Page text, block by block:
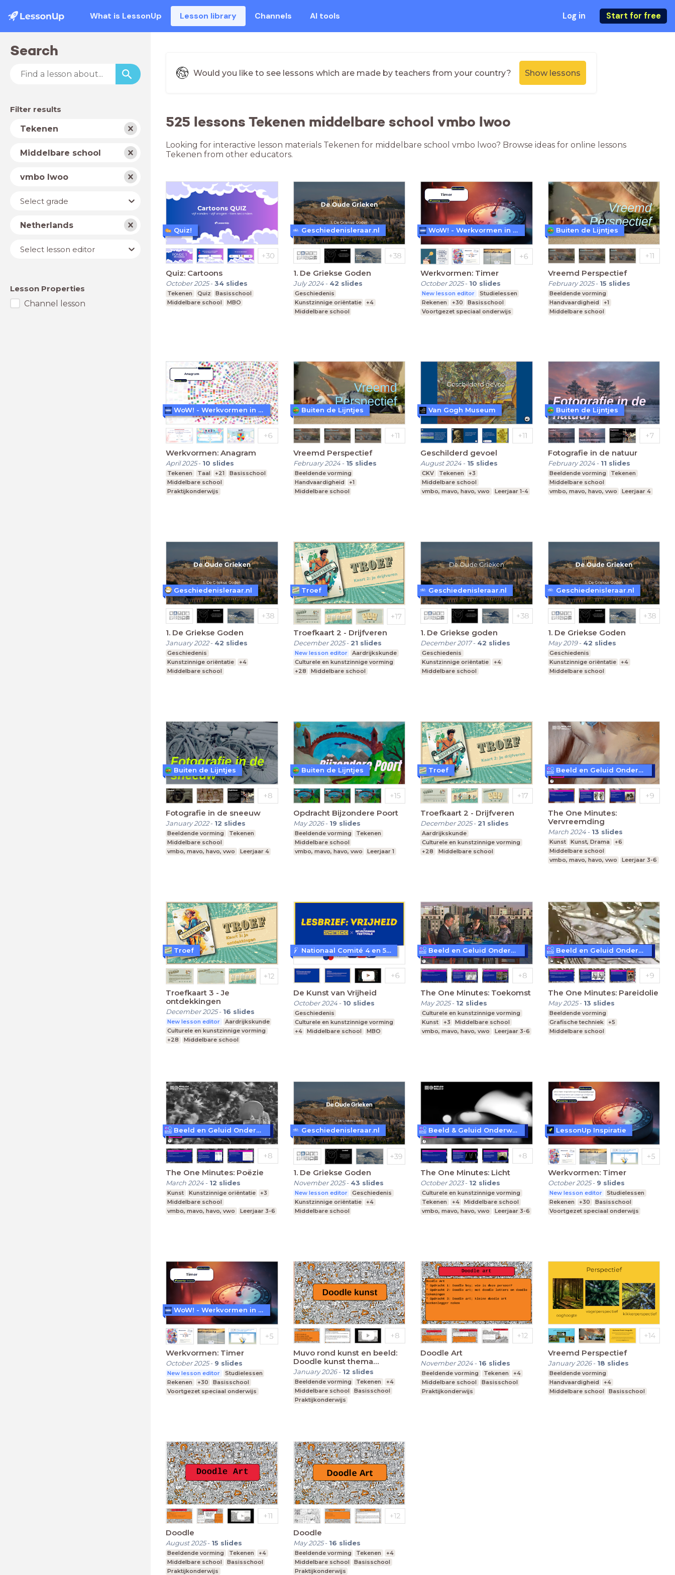
What is LessonUp Lesson library Channels AI tools Log in Start for free
Search
Filter results
Subject
Tekenen
School
typeMiddelbare school
vmbo lwoo
YearSelect grade
Country
Netherlands
Lesson
editor
Select lesson editor
Lesson Properties
Channel lesson
Would you like to see lessons which are made by teachers from your country? Show lessons
525 lessons Tekenen middelbare school vmbo lwoo
Looking for interactive lesson materials Tekenen for middelbare school vmbo lwoo? Browse ideas for online lessons
Tekenen from other educators.
Quiz: Cartoons
October 2025-34 slides
Tekenen Quiz
Basisschool
Middelbare school
MBO
Quiz!
1. De Griekse Goden
July 2024- 42 slides
Geschiedenis
Kunstzinnige oriëntatie
+4
Middelbare school
Geschiedenisleraar.nl
Werkvormen: Timer
October 2025- 10 slides
New lesson editor
Studielessen
Rekenen
+30
Basisschool
Voortgezet speciaal onderwijs
WoW! - Werkvormen in LessonUp
Vreemd Perspectief
February 2025- 15 slides
Beeldende vorming
Handvaardigheid
+1
Middelbare school
Buiten de Lijntjes
Werkvormen: Anagram
April 2025- 10 slides
Tekenen Taal +21
Basisschool
Middelbare school
Praktijkonderwijs
WoW! - Werkvormen in LessonUp
Vreemd Perspectief
February 2024- 15 slides
Beeldende vorming
Handvaardigheid
+1
Middelbare school
Buiten de Lijntjes
Geschilderd gevoel
August 2024- 15 slides
CKV Tekenen
+3
Middelbare school
vmbo, mavo, havo, vwo
Leerjaar 1-4
Van Gogh Museum
Fotografie in de natuur
February 2024- 11 slides
Beeldende vorming
Tekenen
Middelbare school
vmbo, mavo, havo, vwo
Leerjaar 4
Buiten de Lijntjes
1. De Griekse Goden
January 2022- 42 slides
Geschiedenis
Kunstzinnige oriëntatie
+4
Middelbare school
Geschiedenisleraar.nl
Troefkaart 2 - Drijfveren
December 2025- 21 slides
New lesson editor
Aardrijkskunde
Culturele en kunstzinnige vorming
+28
Middelbare school
Troef
1. De Griekse goden
December 2017- 42 slides
Geschiedenis
Kunstzinnige oriëntatie
+4
Middelbare school
Geschiedenisleraar.nl
1. De Griekse Goden
May 2019- 42 slides
Geschiedenis
Kunstzinnige oriëntatie
+4
Middelbare school
Geschiedenisleraar.nl
Fotografie in de sneeuw
January 2022- 12 slides
Beeldende vorming
Tekenen
Middelbare school
vmbo, mavo, havo, vwo
Leerjaar 4
Buiten de Lijntjes
Opdracht Bijzondere Poort
May 2026- 19 slides
Beeldende vorming
Tekenen
Middelbare school
vmbo, mavo, havo, vwo
Leerjaar 1
Buiten de Lijntjes
Troefkaart 2 - Drijfveren
December 2025- 21 slides
Aardrijkskunde
Culturele en kunstzinnige vorming
+28
Middelbare school
Troef
The One Minutes:
Vervreemding
March 2024- 13 slides
Kunst Kunst, Drama
+6
Middelbare school
vmbo, mavo, havo, vwo
Leerjaar 3-6
Beeld en Geluid Onderwijs
Troefkaart 3 - Je
ontdekkingen
December 2025- 16 slides
New lesson editor
Aardrijkskunde
Culturele en kunstzinnige vorming
+28
Middelbare school
Troef
De Kunst van Vrijheid
October 2024- 10 slides
Geschiedenis
Culturele en kunstzinnige vorming
+4
Middelbare school
MBO
Nationaal Comité 4 en 5 mei
The One Minutes: Toekomst
May 2025- 12 slides
Culturele en kunstzinnige vorming
Kunst
+3
Middelbare school
vmbo, mavo, havo, vwo
Leerjaar 3-6
Beeld en Geluid Onderwijs
The One Minutes: Pareidolie
May 2025- 13 slides
Beeldende vorming
Grafische techniek
+5
Middelbare school
Beeld en Geluid Onderwijs
The One Minutes: Poëzie
March 2024- 12 slides
Kunst Kunstzinnige oriëntatie
+3
Middelbare school
vmbo, mavo, havo, vwo
Leerjaar 3-6
Beeld en Geluid Onderwijs
1. De Griekse Goden
November 2025- 43 slides
New lesson editor
Geschiedenis
Kunstzinnige oriëntatie
+4
Middelbare school
Geschiedenisleraar.nl
The One Minutes: Licht
October 2023- 12 slides
Culturele en kunstzinnige vorming
Tekenen
+4
Middelbare school
vmbo, mavo, havo, vwo
Leerjaar 3-6
Beeld & Geluid Onderwijs
Werkvormen: Timer
October 2025- 9 slides
New lesson editor
Studielessen
Rekenen
+30
Basisschool
Voortgezet speciaal onderwijs
LessonUp Inspiratie
Werkvormen: Timer
October 2025- 9 slides
New lesson editor
Studielessen
Rekenen
+30
Basisschool
Voortgezet speciaal onderwijs
WoW! - Werkvormen in LessonUp
Muvo rond kunst en beeld:
Doodle kunst thema
carnaval
January 2026- 12 slides
Beeldende vorming Tekenen
+4
Middelbare school
Basisschool
Praktijkonderwijs
Doodle Art
November 2024- 16 slides
Beeldende vorming Tekenen
+4
Middelbare school
Basisschool
Praktijkonderwijs
Vreemd Perspectief
January 2026- 18 slides
Beeldende vorming
Handvaardigheid
+4
Middelbare school
Basisschool
Doodle
August 2025- 15 slides
Beeldende vorming Tekenen
+4
Middelbare school
Basisschool
Praktijkonderwijs
Doodle
May 2025- 16 slides
Beeldende vorming Tekenen
+4
Middelbare school
Basisschool
Praktijkonderwijs